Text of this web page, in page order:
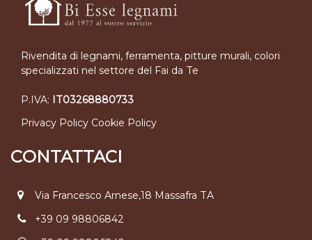
Rivendita di legnami, ferramenta, pitture murali, colori
specializzati nel settore del Fai da Te
P.IVA: IT03268880733
Privacy Policy Cookie Policy
CONTATTACI
Via Francesco Arnese,18 Massafra TA
+39 09 98806842